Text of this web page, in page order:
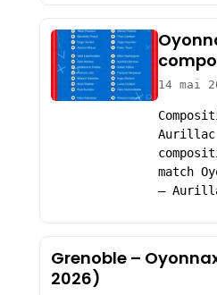
14 mai
Aurillac
match
–
Grenoble –
2026)